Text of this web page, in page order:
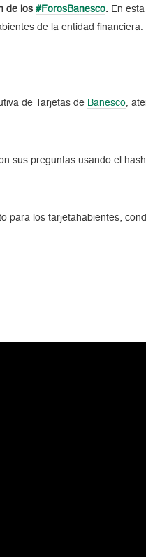
de los#ForosBanesco. En
de la entidad
de Tarjetas de Banesco ,
sus preguntas usando el
para los tarjetahabientes;